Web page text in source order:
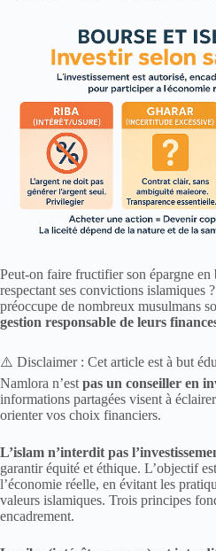
Peut-on faire fructifier son épargne en
respectant ses convictions islamiques
préoccupe de nombreux musulmans
gestion responsable de leurs
⚠️ Disclaimer : Cet article est à but
Namlora n’est pas un conseiller en
informations partagées visent à
orienter vos choix financiers.
L’islam n’interdit pas
garantir équité et éthique. L’objectif
l’économie réelle, en évitant les
valeurs islamiques. Trois principes
encadrement.